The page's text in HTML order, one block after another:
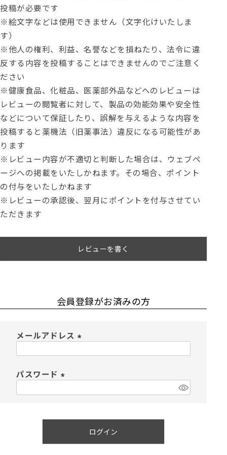
投稿が必要です
※絵文字などは使用できません（文字化けいたしま
す）
※他人の権利、利益、名誉などを損ねたり、法令に違
反する内容を投稿することはできませんのでご注意く
ださい
※健康食品、化粧品、医薬部外品などへのレビューは
レビューの閲覧者に対して、製品の効能効果や安全性
などについて保証したり、誤解を与えるような内容を
投稿すると薬機法（旧薬事法）違反になる可能性があ
ります
※レビュー内容が不適切と判断した場合は、ウェブペ
ージへの掲載をいたしかねます。その場合、ポイント
の付与をいたしかねます
※レビューの承認後、翌月にポイントを付与させてい
ただきます
レビューを書く
会員登録がお済みの方
メールアドレス
パスワード
ログイン